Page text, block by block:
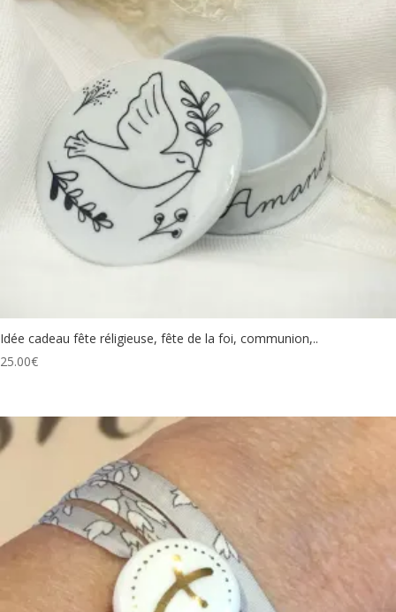
Idée cadeau fête réligieuse, fête de la foi, communion,..
25.00€